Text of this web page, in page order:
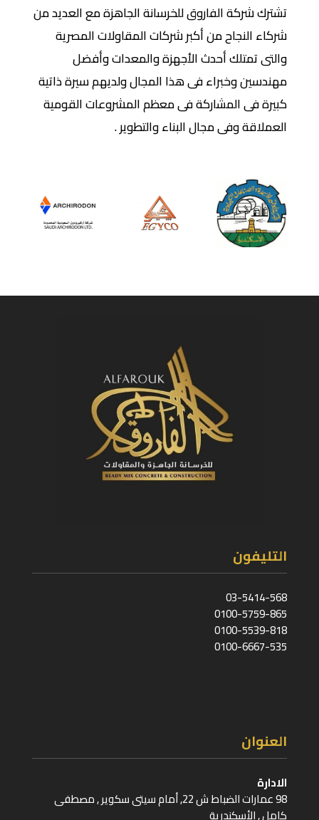
تشترك شركة الفاروق للخرسانة الجاهزة مع العديد من
شركاء النجاح من أكبر شركات المقاولات المصرية
والتى تمتلك أحدث الأجهزة والمعدات وأفضل
مهندسين وخبراء فى هذا المجال ولديهم سيرة ذاتية
كبيرة فى المشاركة فى معظم المشروعات القومية
العملاقة وفى مجال البناء والتطوير .
التليفون
03-5414-568
0100-5759-865
0100-5539-818
0100-6667-535
العنوان
الادارة
98 عمارات الضباط ش 22, أمام سيتى سكوير , مصطفى
كامل , الأسكندرية